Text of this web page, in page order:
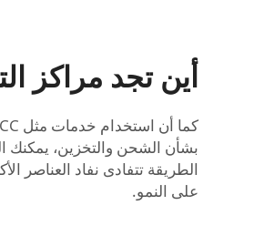
أين تجد مراكز
الطريقة تتفادى نفاد العناصر
على النمو.